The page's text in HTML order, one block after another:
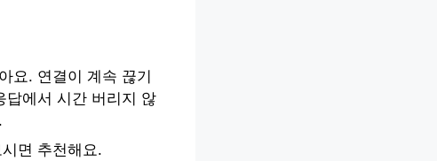
요. 연결이 계속 끊기
답에서 시간 버리지 않
면 추천해요.